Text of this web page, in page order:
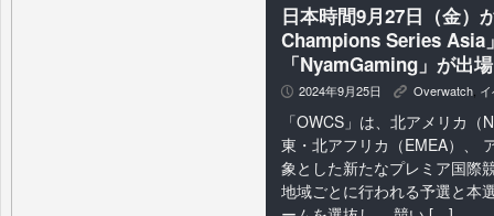
日本時間9月27日（金）
Champions Series Asia
「NyamGaming」が出
P 2024年9月25日 K Overwatch,
「OWCS」は、北アメリカ
東・北アフリカ（EMEA）、
象とした新たなプレミア国際
地域ごとに行われる予選と本